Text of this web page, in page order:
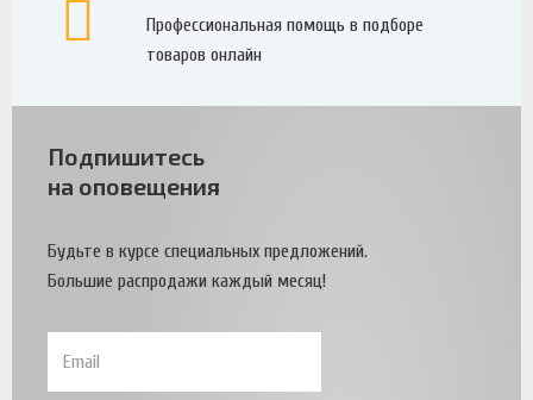
Профессиональная помощь в подборе
товаров онлайн
Подпишитесь
на оповещения
Будьте в курсе специальных предложений.
Большие распродажи каждый месяц!